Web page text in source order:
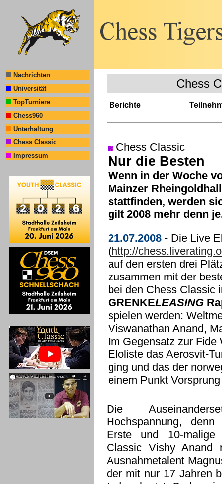
Nachrichten
Universität
TopTurniere
Chess960
Unterhaltung
Chess Classic
Impressum
Chess
Berichte
Chess Classic
Nur die Besten
Wenn in der Woche
Mainzer
stattfinden, werden
gilt 2008 mehr denn
21.07.2008 - Die Live
(http://
auf den ersten drei
zusammen mit der
bei den Chess Classic
GRENKELEASING
spielen werden:
Viswanathan Anand,
Im Gegensatz zur
Eloliste das Aerosvit-
ging und das der
einem Punkt
Die
Hochspannung,
Erste und 10-
Classic Vishy Anand
Ausnahmetalent
der mit nur 17 Jahren